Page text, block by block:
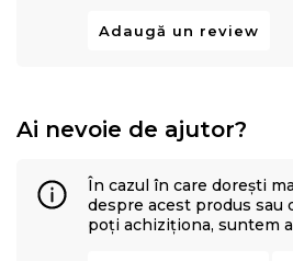
Adaugă un review
Ai nevoie de ajutor?
În cazul în care dorești
despre acest produs sau
poți achiziționa, suntem